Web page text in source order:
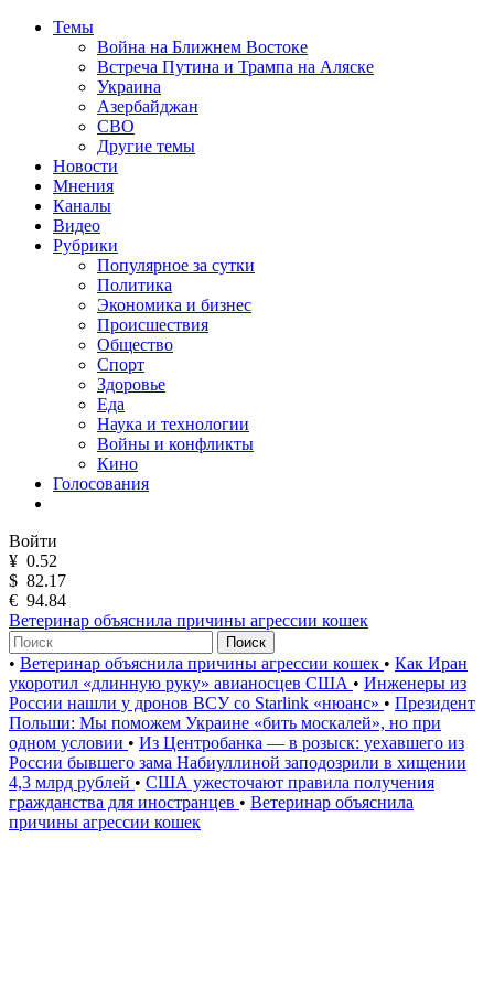
Темы
Война на Ближнем Востоке
Встреча Путина и Трампа на Аляске
Украина
Азербайджан
СВО
Другие темы
Новости
Мнения
Каналы
Видео
Рубрики
Популярное за сутки
Политика
Экономика и бизнес
Происшествия
Общество
Спорт
Здоровье
Еда
Наука и технологии
Войны и конфликты
Кино
Голосования
Войти
¥ 0.52
$ 82.17
€ 94.84
Ветеринар объяснила причины агрессии кошек
Поиск
• Ветеринар объяснила причины агрессии кошек • Как Иран
укоротил «длинную руку» авианосцев США • Инженеры из
России нашли у дронов ВСУ со Starlink «нюанс» • Президент
Польши: Мы поможем Украине «бить москалей», но при
одном условии • Из Центробанка — в розыск: уехавшего из
России бывшего зама Набиуллиной заподозрили в хищении
4,3 млрд рублей • США ужесточают правила получения
гражданства для иностранцев • Ветеринар объяснила
причины агрессии кошек